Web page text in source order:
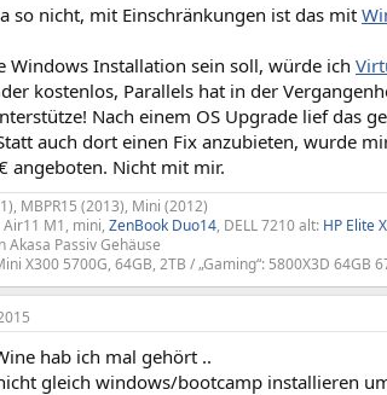
so nicht, mit Einschränkungen ist das mit
Windows Installation sein soll, würde ich
kostenlos, Parallels hat in der
Nach einem OS Upgrade lief das
auch dort einen Fix anzubieten, wurde
angeboten. Nicht mit mir.
MBPR15 (2013), Mini (2012)
M1, mini, ZenBook Duo14, DELL 7210 alt: HP Elite
Akasa Passiv Gehäuse
X300 5700G, 64GB, 2TB / „Gaming“: 5800X3D 64GB
hab ich mal gehört ..
gleich windows/bootcamp installieren